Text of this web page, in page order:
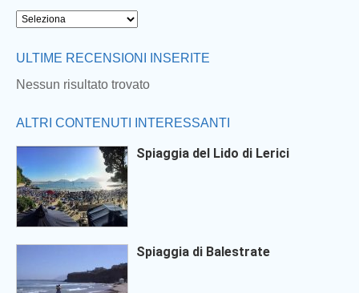
ULTIME RECENSIONI INSERITE
Nessun risultato trovato
ALTRI CONTENUTI INTERESSANTI
Spiaggia del Lido di Lerici
Spiaggia di Balestrate